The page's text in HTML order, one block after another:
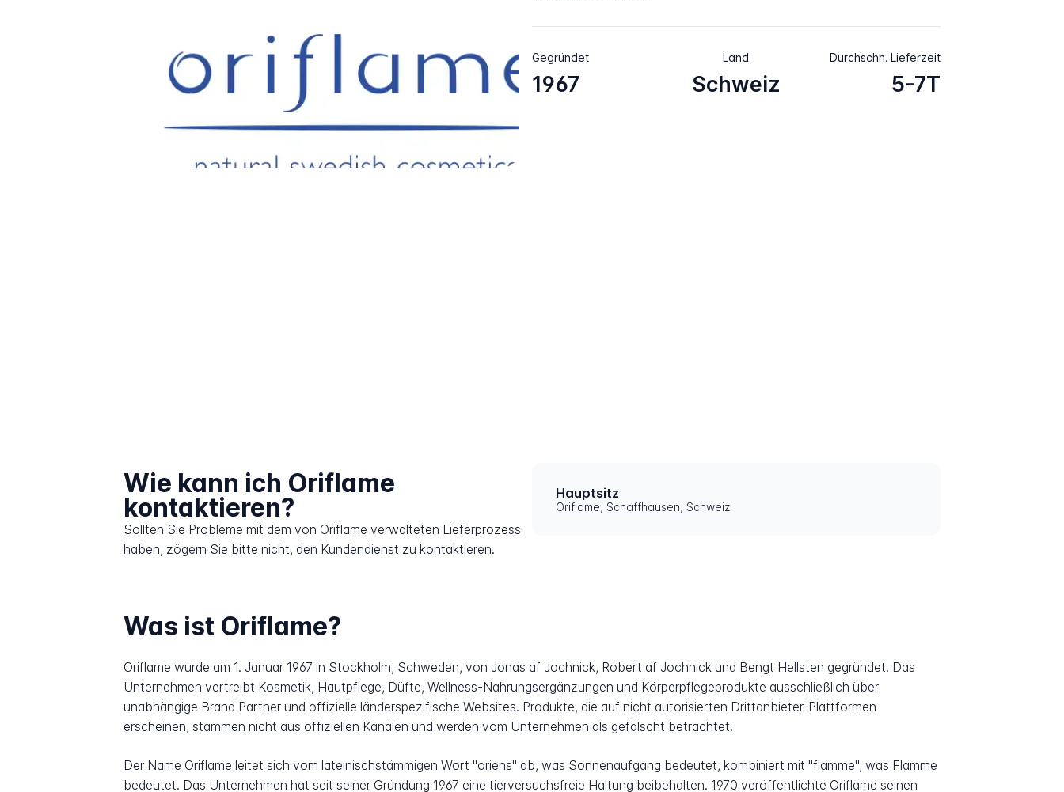
Gegründet
1967
Land
Schweiz
Durchschn. Lieferzeit
5-7T
Wie kann ich Oriflame
kontaktieren?
Sollten Sie Probleme mit dem von Oriflame verwalteten Lieferprozess
haben, zögern Sie bitte nicht, den Kundendienst zu kontaktieren.
Hauptsitz
Oriflame, Schaffhausen, Schweiz
Was ist Oriflame?
Oriflame wurde am 1. Januar 1967 in Stockholm, Schweden, von Jonas af Jochnick, Robert af Jochnick und Bengt Hellsten gegründet. Das
Unternehmen vertreibt Kosmetik, Hautpflege, Düfte, Wellness-Nahrungsergänzungen und Körperpflegeprodukte ausschließlich über
unabhängige Brand Partner und offizielle länderspezifische Websites. Produkte, die auf nicht autorisierten Drittanbieter-Plattformen
erscheinen, stammen nicht aus offiziellen Kanälen und werden vom Unternehmen als gefälscht betrachtet.
Der Name Oriflame leitet sich vom lateinischstämmigen Wort "oriens" ab, was Sonnenaufgang bedeutet, kombiniert mit "flamme", was Flamme
bedeutet. Das Unternehmen hat seit seiner Gründung 1967 eine tierversuchsfreie Haltung beibehalten. 1970 veröffentlichte Oriflame seinen